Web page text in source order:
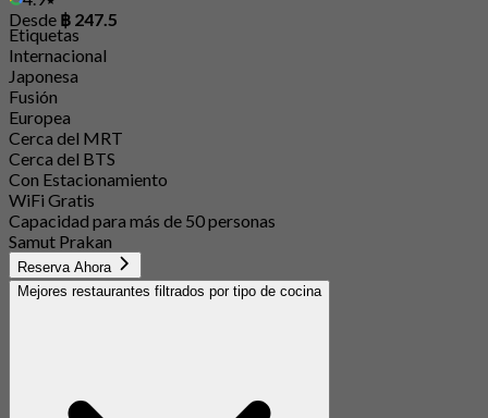
Desde ฿ 247.5
Etiquetas
Internacional
Japonesa
Fusión
Europea
Cerca del MRT
Cerca del BTS
Con Estacionamiento
WiFi Gratis
Capacidad para más de 50 personas
Samut Prakan
Reserva Ahora
Mejores restaurantes filtrados por tipo de cocina